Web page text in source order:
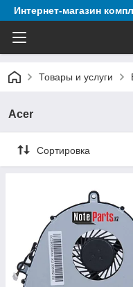
Интернет-магазин
Товары и услуги
Acer
Сортировка